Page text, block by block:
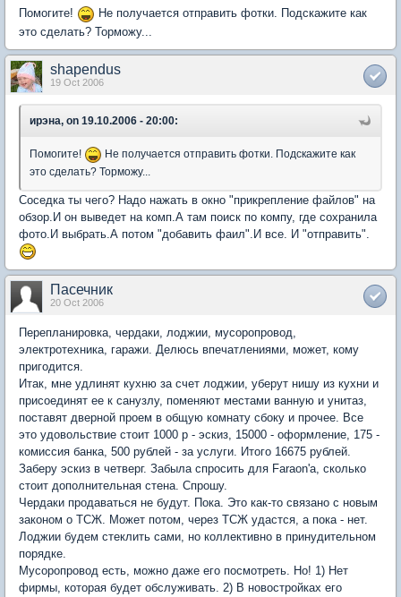
Помогите!
Не получается отправить фотки. Подскажите как
это сделать? Торможу...
shapendus
19 Oct 2006
ирэна, on 19.10.2006 - 20:00:
Помогите!
Не получается отправить фотки. Подскажите как
это сделать? Торможу...
Соседка ты чего? Надо нажать в окно "прикрепление файлов" на
обзор.И он выведет на комп.А там поиск по компу, где сохранила
фото.И выбрать.А потом "добавить фаил".И все. И "отправить".
Пасечник
20 Oct 2006
Перепланировка, чердаки, лоджии, мусоропровод,
электротехника, гаражи. Делюсь впечатлениями, может, кому
пригодится.
Итак, мне удлинят кухню за счет лоджии, уберут нишу из кухни и
присоединят ее к санузлу, поменяют местами ванную и унитаз,
поставят дверной проем в общую комнату сбоку и прочее. Все
это удовольствие стоит 1000 р - эскиз, 15000 - оформление, 175 -
комиссия банка, 500 рублей - за услуги. Итого 16675 рублей.
Заберу эскиз в четверг. Забыла спросить для Faraon'а, сколько
стоит дополнительная стена. Спрошу.
Чердаки продаваться не будут. Пока. Это как-то связано с новым
законом о ТСЖ. Может потом, через ТСЖ удастся, а пока - нет.
Лоджии будем стеклить сами, но коллективно в принудительном
порядке.
Мусоропровод есть, можно даже его посмотреть. Но! 1) Нет
фирмы, которая будет обслуживать. 2) В новостройках его